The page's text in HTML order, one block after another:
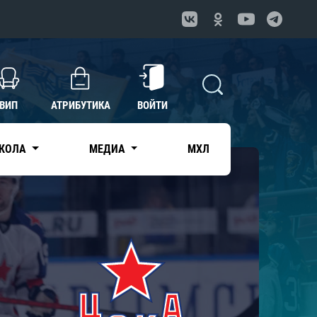
ВИП АТРИБУТИКА ВОЙТИ
МЕДИА МХЛ